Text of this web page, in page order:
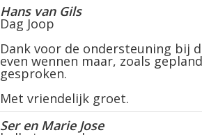
Hans van Gils
Dag Joop
Dank voor de ondersteuning bij
even wennen maar, zoals
gesproken.
Met vriendelijk groet.
Ser en Marie Jose